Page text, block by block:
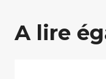
A lire